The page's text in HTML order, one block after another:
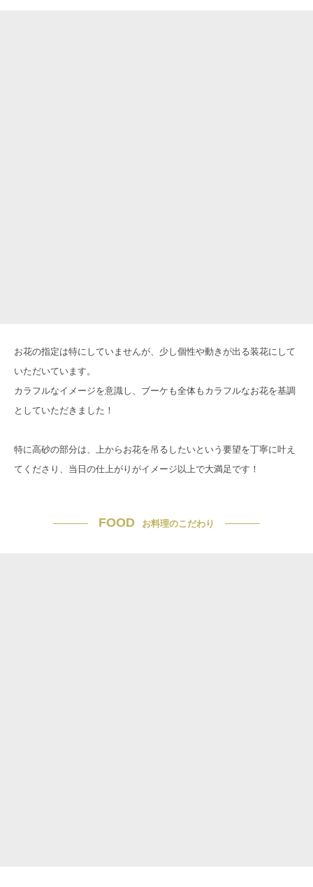
お花の指定は特にしていませんが、少し個性や動きが出る装花にして
いただいています。
カラフルなイメージを意識し、ブーケも全体もカラフルなお花を基調
としていただきました！
特に高砂の部分は、上からお花を吊るしたいという要望を丁寧に叶え
てくださり、当日の仕上がりがイメージ以上で大満足です！
FOOD お料理のこだわり